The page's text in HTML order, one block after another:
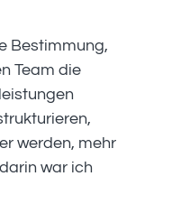
Bestimmung,
Team die
werden, mehr
war ich